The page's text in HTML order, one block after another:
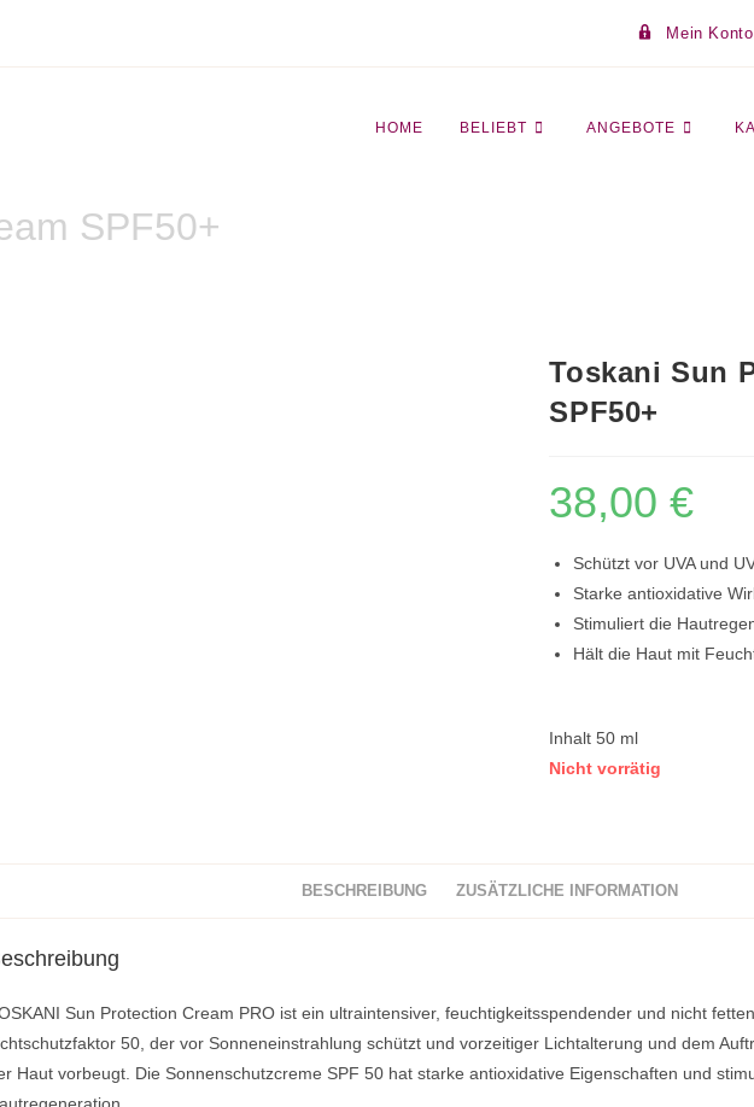
Mein Konto
HOME BELIEBT ANGEBOTE
SPF50+
Toskani Sun
SPF50+
38,00€
Schützt vor UVA und
Starke antioxidative
Stimuliert die
Hält die Haut mit
Inhalt 50 ml
Nicht vorrätig
BESCHREIBUNG ZUSÄTZLICHE INFORMATION
Sun Protection Cream PRO ist ein ultraintensiver, feuchtigkeitsspendender und nicht
50, der vor Sonneneinstrahlung schützt und vorzeitiger Lichtalterung und dem
Haut vorbeugt. Die Sonnenschutzcreme SPF 50 hat starke antioxidative Eigenschaften und